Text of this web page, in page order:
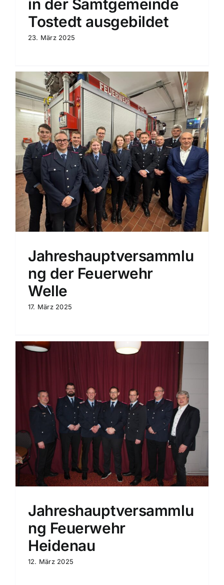
in der Samtgemeinde
Tostedt ausgebildet
23. März 2025
Jahreshauptversammlu
ng der Feuerwehr
Welle
17. März 2025
Jahreshauptversammlu
ng Feuerwehr
Heidenau
12. März 2025